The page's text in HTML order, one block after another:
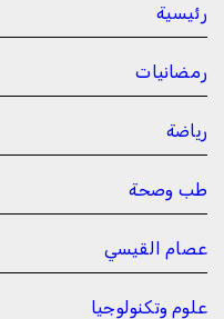
رئيسية
رمضانيات
رياضة
طب وصحة
عصام القيسي
علوم وتكنولوجيا